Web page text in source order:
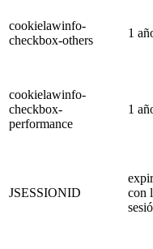
cookielawinfo-
checkbox-others
1
cookielawinfo-
checkbox-
performance
1
JSESSIONID
con